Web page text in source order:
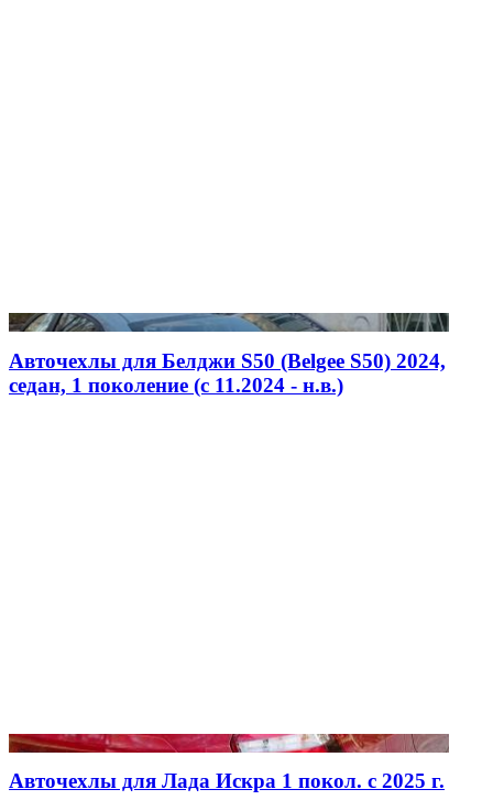
Авточехлы для Белджи S50 (Belgee S50) 2024,
седан, 1 поколение (c 11.2024 - н.в.)
Авточехлы для Лада Искра 1 покол. с 2025 г.